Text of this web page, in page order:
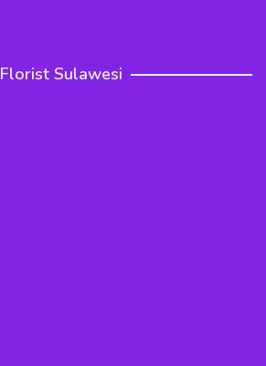
Florist Sulawesi